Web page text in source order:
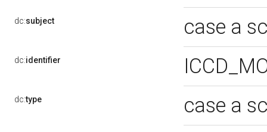
dc:subject case a
dc:identifier
dc:type case a